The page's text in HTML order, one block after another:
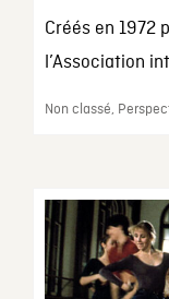
Créés en 1972
l’Association
Non classé,